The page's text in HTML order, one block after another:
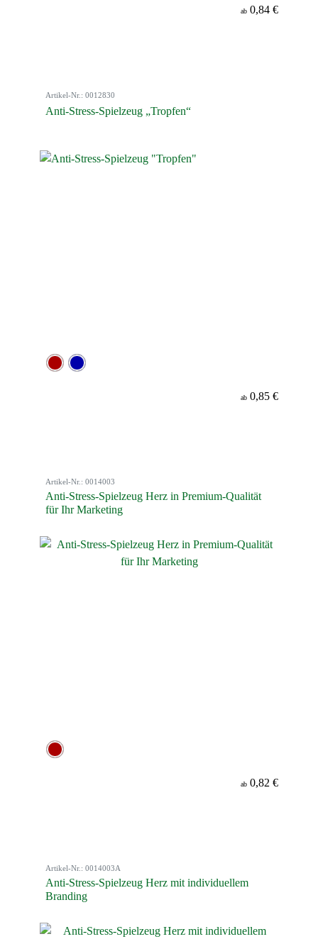
ab 0,84 €
Artikel-Nr.: 0012830
Anti-Stress-Spielzeug „Tropfen“
ab 0,85 €
Artikel-Nr.: 0014003
Anti-Stress-Spielzeug Herz in Premium-Qualität
für Ihr Marketing
ab 0,82 €
Artikel-Nr.: 0014003A
Anti-Stress-Spielzeug Herz mit individuellem
Branding